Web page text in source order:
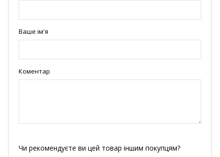
Ваше ім'я
Коментар
Чи рекомендуєте ви цей товар іншим покупцям?